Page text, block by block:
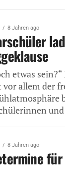
8 Jahren ago
etwas
vor allem der
8 Jahren ago